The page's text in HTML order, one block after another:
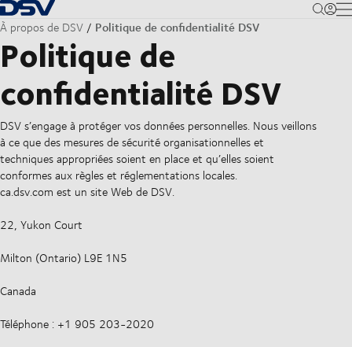
Retour à la page d'accueil
À propos de DSV Politique de confidentialité DSV
Politique de
confidentialité DSV
DSV s’engage à protéger vos données personnelles. Nous veillons
à ce que des mesures de sécurité organisationnelles et
techniques appropriées soient en place et qu’elles soient
conformes aux règles et réglementations locales.
ca.dsv.com est un site Web de DSV.
22, Yukon Court
Milton (Ontario) L9E 1N5
Canada
Téléphone : +1 905 203-2020